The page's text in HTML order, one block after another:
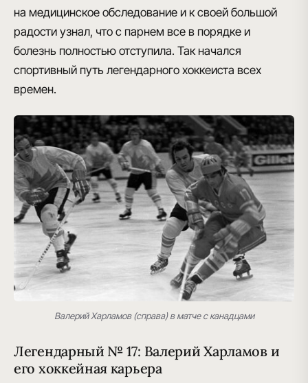
на медицинское обследование и к своей большой
радости узнал, что с парнем все в порядке и
болезнь полностью отступила. Так начался
спортивный путь легендарного хоккеиста всех
времен.
Валерий Харламов (справа) в матче с канадцами
Легендарный № 17: Валерий Харламов и
его хоккейная карьера